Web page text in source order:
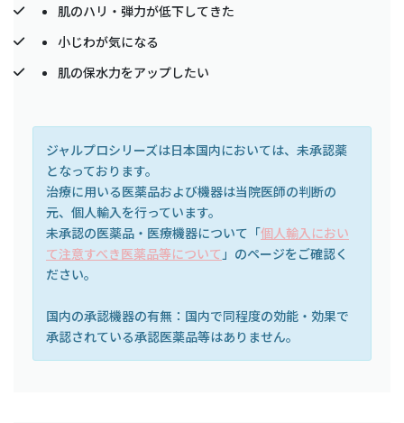
肌のハリ・弾力が低下してきた
小じわが気になる
肌の保水力をアップしたい
ジャルプロシリーズは日本国内においては、未承認薬
となっております。
治療に用いる医薬品および機器は当院医師の判断の
元、個人輸入を行っています。
未承認の医薬品・医療機器について「個人輸入におい
て注意すべき医薬品等について 」のページをご確認く
ださい。
国内の承認機器の有無：国内で同程度の効能・効果で
承認されている承認医薬品等はありません。